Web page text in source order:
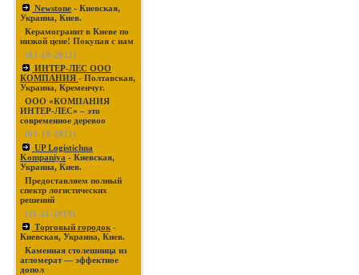
Newstone - Киевская,
Украина, Киев.
Керамогранит в Киеве по
низкой цене! Покупая с нам
(03-19-2021)
ИНТЕР-ЛЕС ООО
КОМПАНИЯ - Полтавская,
Украина, Кременчуг.
ООО «КОМПАНИЯ
ИНТЕР-ЛЕС» – это
современное деревоо
(03-19-2021)
UP Logistichna
Kompaniya - Киевская,
Украина, Киев.
Предоставляем полный
спектр логистических
решений
(11-21-2019)
Торговый городок -
Киевская, Украина, Киев.
Каменная столешница из
агломерат — эффектное
допол